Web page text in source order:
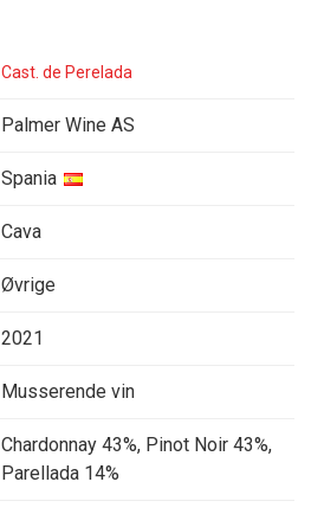
Cast. de Perelada
Palmer Wine AS
Spania
Cava
Øvrige
2021
Musserende vin
Chardonnay 43%, Pinot Noir 43%,
Parellada 14%